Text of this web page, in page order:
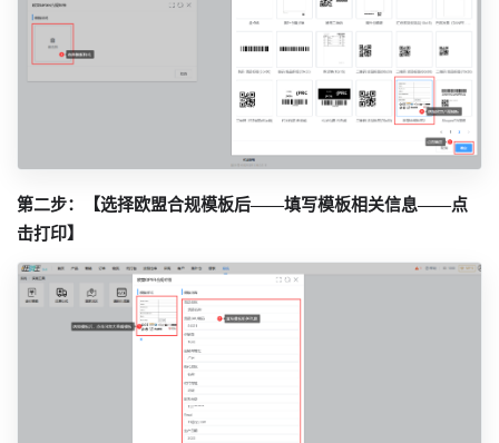
第二步：【选择欧盟合规模板后——填写模板相关信息——点
击打印】